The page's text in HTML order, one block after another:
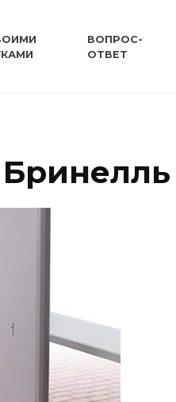
ВОПРОС-
ОТВЕТ